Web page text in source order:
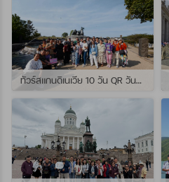
ทัวร์สแกนดิเนเวีย 10 วัน QR วันที่ 23 กรกฏาคม - 01 สิงหาคม 2569 เดินทางกับไกด์พี่จุ้ย และ พี่กั้ง